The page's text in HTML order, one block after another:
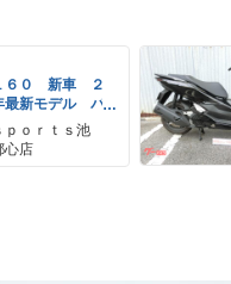
６０ 新車 ２
最新モデル パ
ーキーグレー
キー ２９Ｌ
ン ＵＳＢ Ｔ
ｐｏｒｔｓ池
店